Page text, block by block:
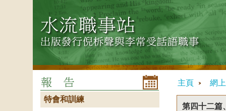
主頁 網
第四十二篇
特會和訓練